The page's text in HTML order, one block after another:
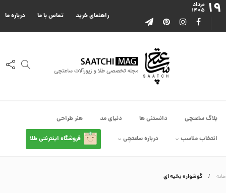
۱۹ مرداد
۱۴۰۵
درباره ما تماس با ما راهنمای خرید
بلاگ ساعتچی دانستنی ها دنیای مد هنر طراحی
انتخاب مناسب درباره ساعتچی فروشگاه اینترنتی طلا
خانه گوشواره بخیه ای
ز
ک
ک
8